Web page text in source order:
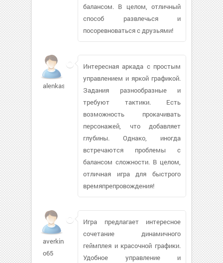
балансом. В целом, отличный
способ развлечься и
посоревноваться с друзьями!
alenkastr2
Интересная аркада с простым
управлением и яркой графикой.
Задания разнообразные и
требуют тактики. Есть
возможность прокачивать
персонажей, что добавляет
глубины. Однако, иногда
встречаются проблемы с
балансом сложности. В целом,
отличная игра для быстрого
времяпрепровождения!
averkina-
o65
Игра предлагает интересное
сочетание динамичного
геймплея и красочной графики.
Удобное управление и